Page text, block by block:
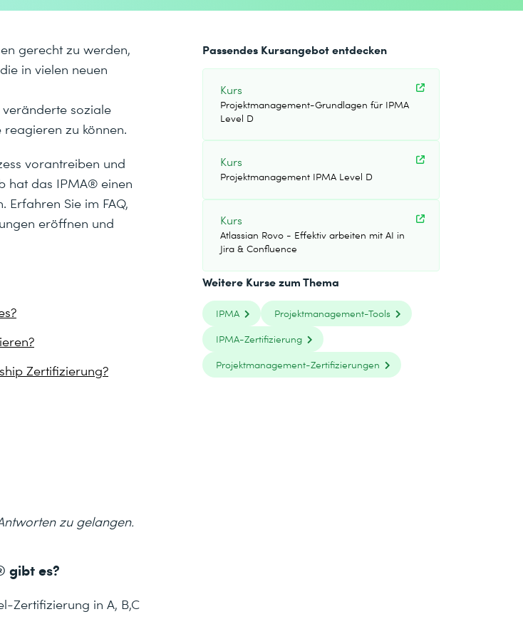
gerecht zu werden,
in vielen neuen
soziale
zu können.
vorantreiben und
hat das IPMA® einen
Sie im FAQ,
eröffnen und
Zertifizierung?
zu gelangen.
gibt es?
Zertifizierung in A, B,C
Passendes Kursangebot entdecken
Kurs
Projektmanagement-Grundlagen für IPMA
Level D
Kurs
Projektmanagement IPMA Level D
Kurs
Atlassian Rovo - Effektiv arbeiten mit AI in
Jira & Confluence
Weitere Kurse zum Thema
IPMA
Projektmanagement-Tools
IPMA-Zertifizierung
Projektmanagement-Zertifizierungen